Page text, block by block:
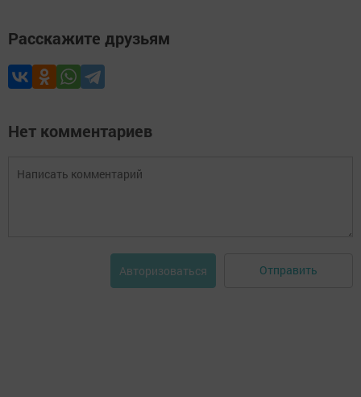
Расскажите друзьям
Нет комментариев
Авторизоваться Отправить